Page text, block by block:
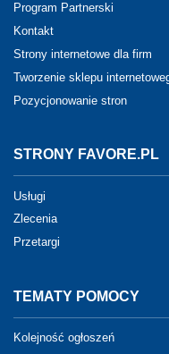
Program Partnerski
Kontakt
Strony internetowe dla firm
Tworzenie sklepu
Pozycjonowanie stron
STRONY FAVORE.PL
Usługi
Zlecenia
Przetargi
TEMATY POMOCY
Kolejność ogłoszeń